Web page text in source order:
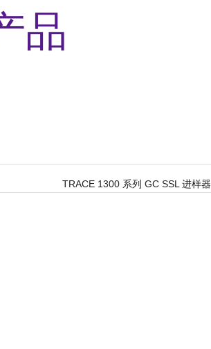
品
TRACE 1300 系列 GC SSL 进样器